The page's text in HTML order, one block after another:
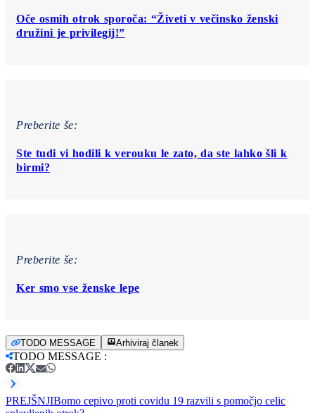
Oče osmih otrok sporoča: “Živeti v večinsko ženski
družini je privilegij!”
Preberite še:
Ste tudi vi hodili k verouku le zato, da ste lahko šli k
birmi?
Preberite še:
Ker smo vse ženske lepe
TODO MESSAGE Arhiviraj članek
TODO MESSAGE :
PREJŠNJIBomo cepivo proti covidu 19 razvili s pomočjo celic